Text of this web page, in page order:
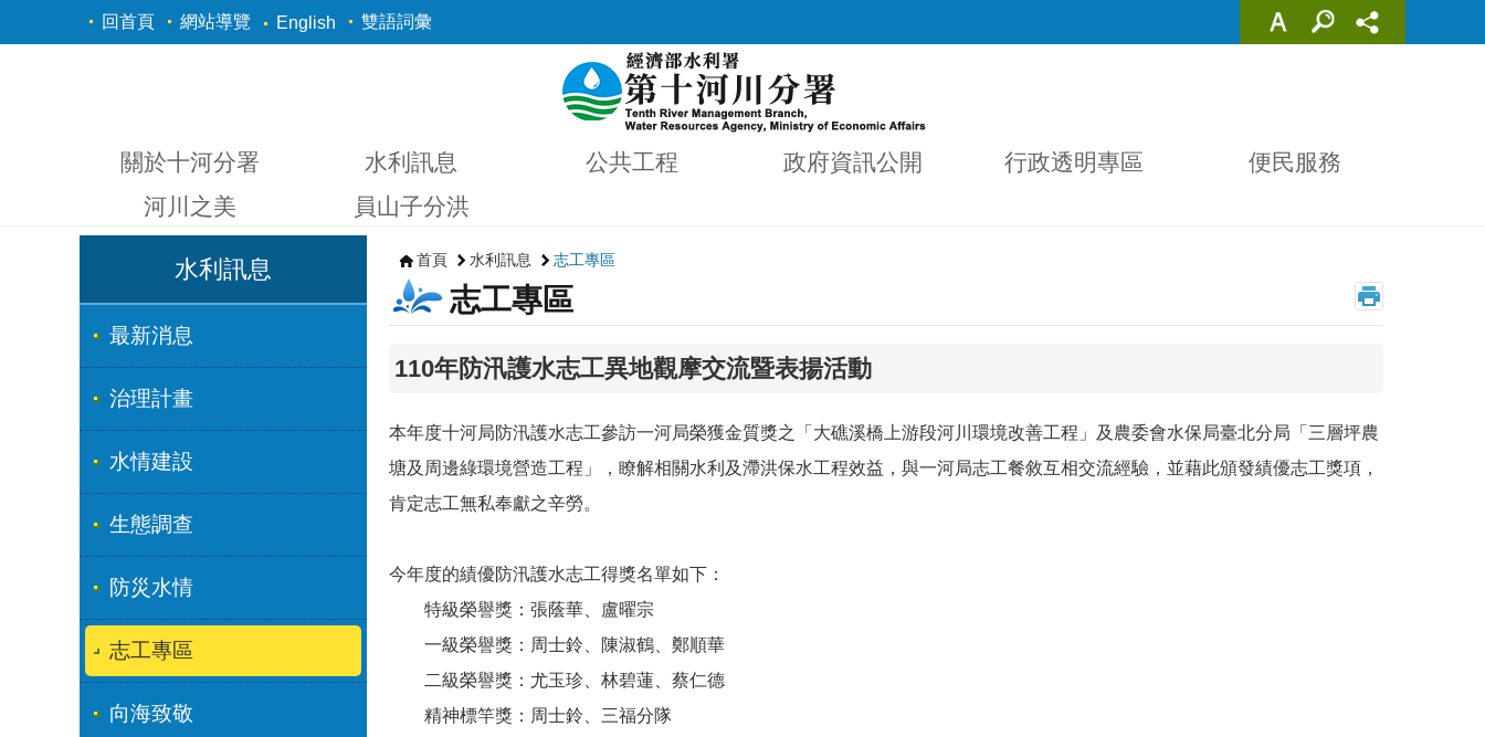
跳到主要內容區塊
回首頁 網站導覽 English 雙語詞彙
關於十河分署 水利訊息 公共工程 政府資訊公開 行政透明專區
便民服務
河川之美
員山子分洪
水利訊息
最新消息
治理計畫
水情建設
生態調查
防災水情
志工專區
向海致敬
首頁 水利訊息 志工專區
志工專區
110年防汛護水志工異地觀摩交流暨表揚活動
本年度十河局防汛護水志工參訪一河局榮獲金質獎之「大礁溪橋上游段河川環境改善工程」及農委會水保局臺北分局「三層坪農
塘及周邊綠環境營造工程」，瞭解相關水利及滯洪保水工程效益，與一河局志工餐敘互相交流經驗，並藉此頒發績優志工獎項，
肯定志工無私奉獻之辛勞。
今年度的績優防汛護水志工得獎名單如下：
特級榮譽獎：張蔭華、盧曜宗
一級榮譽獎：周士鈴、陳淑鶴、鄭順華
二級榮譽獎：尤玉珍、林碧蓮、蔡仁德
精神標竿獎：周士鈴、三福分隊